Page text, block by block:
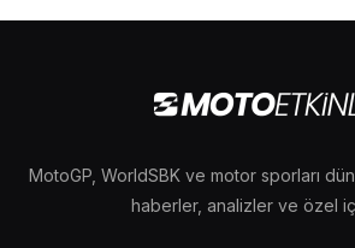
MotoGP, WorldSBK ve motor sporları
haberler, analizler ve özel